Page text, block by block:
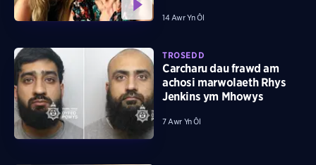
14 Awr Yn Ôl
TROSEDD
Carcharu dau frawd am
achosi marwolaeth Rhys
Jenkins ym Mhowys
7 Awr Yn Ôl